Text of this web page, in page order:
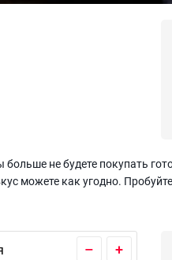
не будете покупать
можете как угодно.
– +